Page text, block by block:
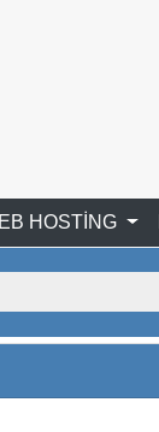
HOSTİNG